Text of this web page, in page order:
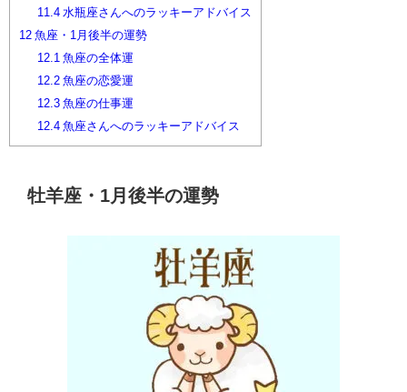
11.4水瓶座さんへのラッキーアドバイス
12 魚座・1月後半の運勢
12.1 魚座の全体運
12.2魚座の恋愛運
12.3魚座の仕事運
12.4魚座さんへのラッキーアドバイス
牡羊座・1月後半の運勢